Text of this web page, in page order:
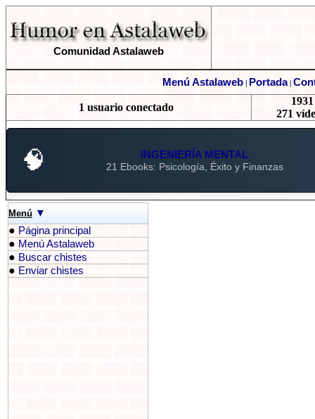
Comunidad Astalaweb
Menú Astalaweb Portada|
1 usuario conectado
271
🧠
INGENIERÍA MENTAL
21 Ebooks: Psicología, Éxito y Finanzas
Menú ▼
● Página principal
● Menú Astalaweb
● Buscar chistes
● Enviar chistes